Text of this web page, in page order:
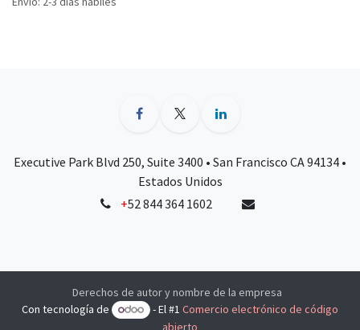
Executive Park Blvd 250, Suite 3400 • San Francisco CA 94134 •
Estados Unidos
+52 844 364 1602
Derechos de autor y nombre de la empresa
Con tecnología de
- El #1Comercio electrónico de código
abierto